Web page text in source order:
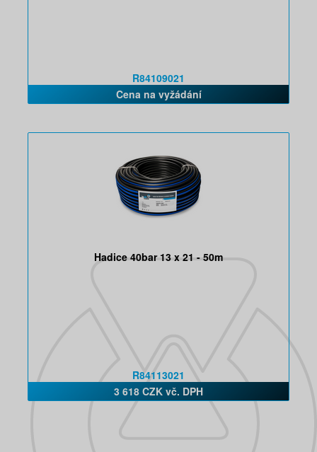
R84109021
Cena na vyžádání
Hadice 40bar 13 x 21 - 50m
R84113021
3 618 CZK vč. DPH